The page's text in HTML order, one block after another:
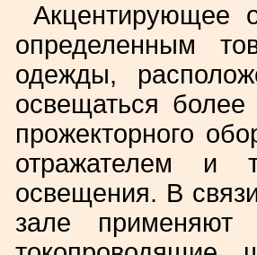
Акцентирующее
определенным
одежды,
освещаться более
прожекторного
отражателем и
освещения. В
зале применяют